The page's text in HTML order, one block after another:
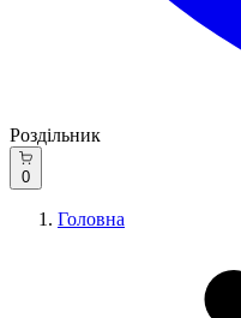
Роздільник
0
Головна